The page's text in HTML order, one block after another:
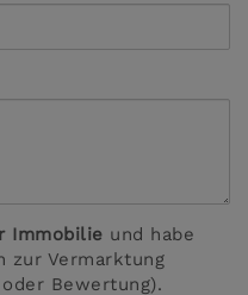
Immobilie und habe
zur Vermarktung
Bewertung).